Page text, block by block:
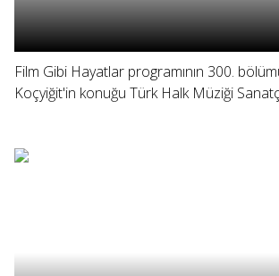
Film Gibi Hayatlar programının 300.
Koçyiğit'in konuğu Türk Halk Müziği